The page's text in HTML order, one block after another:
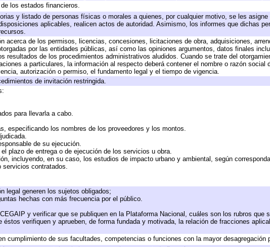
los estados financieros.
y listado de personas físicas o morales a quienes, por cualquier motivo, se les asigne
aplicables, realicen actos de autoridad. Asimismo, los informes que dichas
acerca de los permisos, licencias, concesiones, licitaciones de obra, adquisiciones,
por las entidades públicas, así como las opiniones argumentos, datos finales
resultados de los procedimientos administrativos aludidos. Cuando se trate del
a particulares, la información al respecto deberá contener el nombre o razón social
autorización o permiso, el fundamento legal y el tiempo de vigencia.
de invitación restringida.
para llevarla a cabo.
especificando los nombres de los proveedores y los montos.
de su ejecución.
plazo de entrega o de ejecución de los servicios u obra.
incluyendo, en su caso, los estudios de impacto urbano y ambiental, según
servicios contratados.
legal generen los sujetos obligados;
hechas con más frecuencia por el público.
y verificar que se publiquen en la Plataforma Nacional, cuáles son los rubros que
verifiquen y aprueben, de forma fundada y motivada, la relación de fracciones
cumplimiento de sus facultades, competencias o funciones con la mayor desagregación